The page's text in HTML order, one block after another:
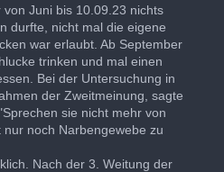
Juni bis 10.09.23 nichts
durfte, nicht mal die eigene
war erlaubt. Ab September
trinken und mal einen
Bei der Untersuchung in
der Zweitmeinung, sagte
sie nicht mehr von
nur noch Narbengewebe zu
Nach der 3. Weitung der